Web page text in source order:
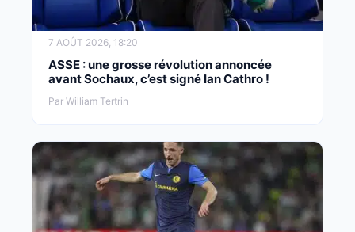
7 AOÛT 2026, 18:20
ASSE : une grosse révolution annoncée
avant Sochaux, c’est signé Ian Cathro !
Par William Tertrin